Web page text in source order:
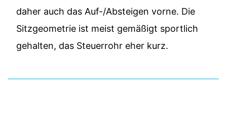
daher auch das Auf-/Absteigen vorne. Die
Sitzgeometrie ist meist gemäßigt sportlich
gehalten, das Steuerrohr eher kurz.